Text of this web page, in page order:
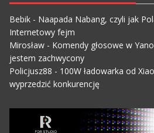
Bebik- Naapada Nabang, czyli jak
Internetowy fejm
Mirosław- Komendy głosowe w
jestem zachwycony
Policjusz88 - 100W ładowarka od
wyprzedzić konkurencję